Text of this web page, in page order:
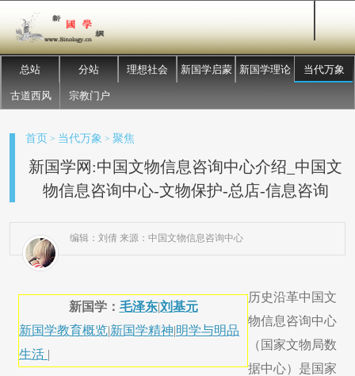
总站 分站 理想社会 新国学启蒙 新国学理论 当代万象
古道西风 宗教门户
首页 > 当代万象 > 聚焦
新国学网:中国文物信息咨询中心介绍_中国文
物信息咨询中心-文物保护-总店-信息咨询
编辑：刘倩 来源：中国文物信息咨询中心
新国学： 毛泽东|刘基元
新国学教育概览|新国学精神|明学与明品
生活 |
历史沿革中国文
物信息咨询中心
（国家文物局数
据中心）是国家